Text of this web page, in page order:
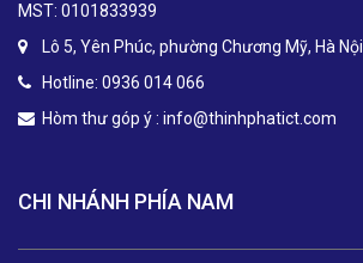
MST: 0101833939
Lô 5, Yên Phúc, phường Chương Mỹ, Hà Nội
Hotline: 0936 014 066
Hòm thư góp ý : info@thinhphatict.com
CHI NHÁNH PHÍA NAM